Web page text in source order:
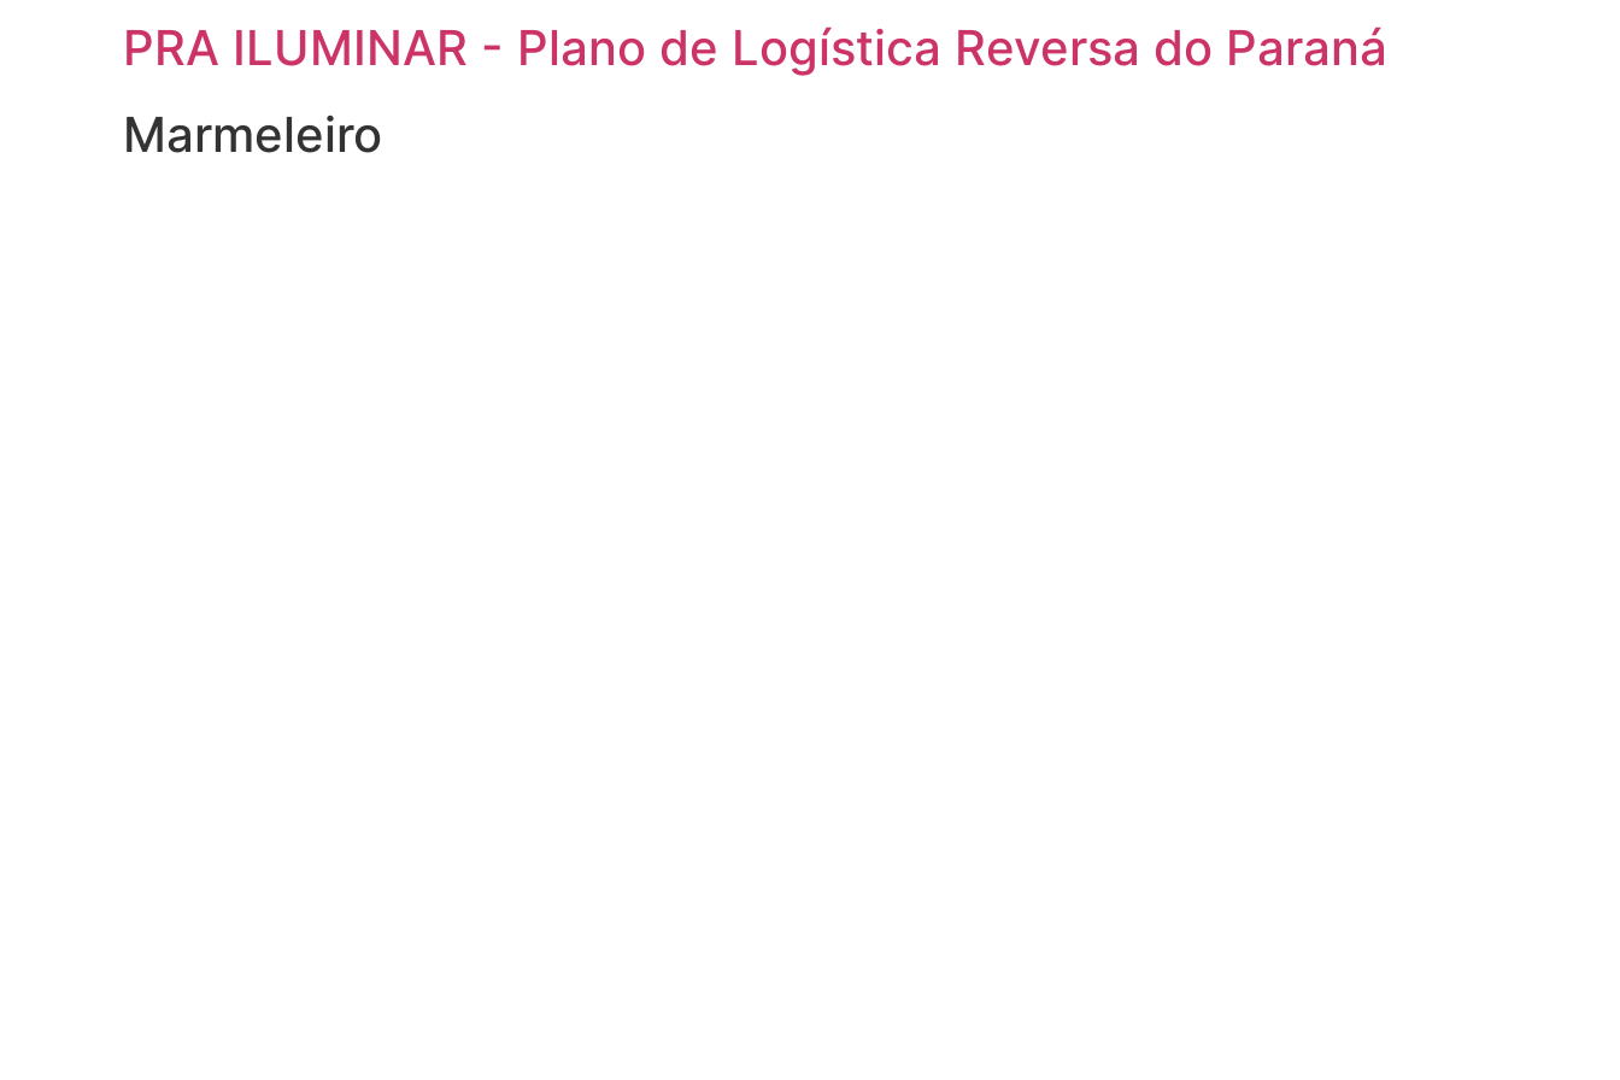
PRA ILUMINAR - Plano de Logística Reversa do Paraná
Marmeleiro